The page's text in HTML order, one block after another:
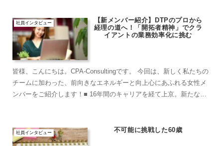
社員インタビュー
【新メンバー紹介】DTPのプロから
経理の道へ！「開拓者精神」でクラ
イアントの業務効率化に挑む
皆様、こんにちは。CPA-Consultingです。 今回は、新しく私たちの
チームに加わった、前向きなエネルギーと向上心にあふれる女性メ
ンバーをご紹介します！■ 16年間のキャリアを経て上京。新たな挑
社員インタビュー 不可能に挑戦した60歳